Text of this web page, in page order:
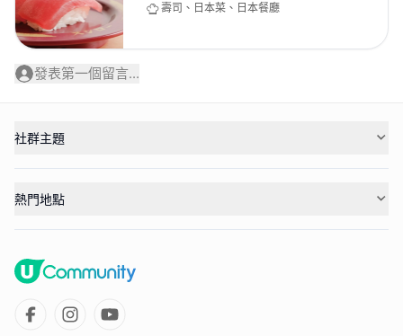
廈地下G2, G3 & 103號舖
壽司、日本菜、日本餐廳
發表第一個留言...
社群主題
熱門地點